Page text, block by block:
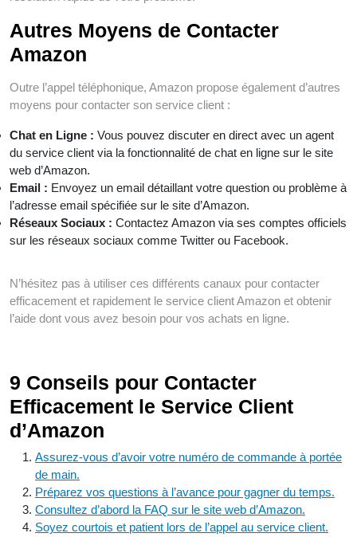
Autres Moyens de Contacter
Amazon
Outre l’appel téléphonique, Amazon propose également d’autres
moyens pour contacter son service client :
Chat en Ligne : Vous pouvez discuter en direct avec un agent
du service client via la fonctionnalité de chat en ligne sur le site
web d’Amazon.
Email : Envoyez un email détaillant votre question ou problème à
l’adresse email spécifiée sur le site d’Amazon.
Réseaux Sociaux : Contactez Amazon via ses comptes officiels
sur les réseaux sociaux comme Twitter ou Facebook.
N’hésitez pas à utiliser ces différents canaux pour contacter
efficacement et rapidement le service client Amazon et obtenir
l’aide dont vous avez besoin pour vos achats en ligne.
9 Conseils pour Contacter
Efficacement le Service Client
d’Amazon
Assurez-vous d’avoir votre numéro de commande à portée
de main.
Préparez vos questions à l’avance pour gagner du temps.
Consultez d’abord la FAQ sur le site web d’Amazon.
Soyez courtois et patient lors de l’appel au service client.